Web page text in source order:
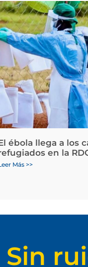
ébola llega a los
en la
Más >>